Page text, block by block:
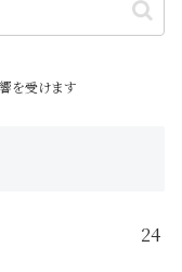
を受けます
24